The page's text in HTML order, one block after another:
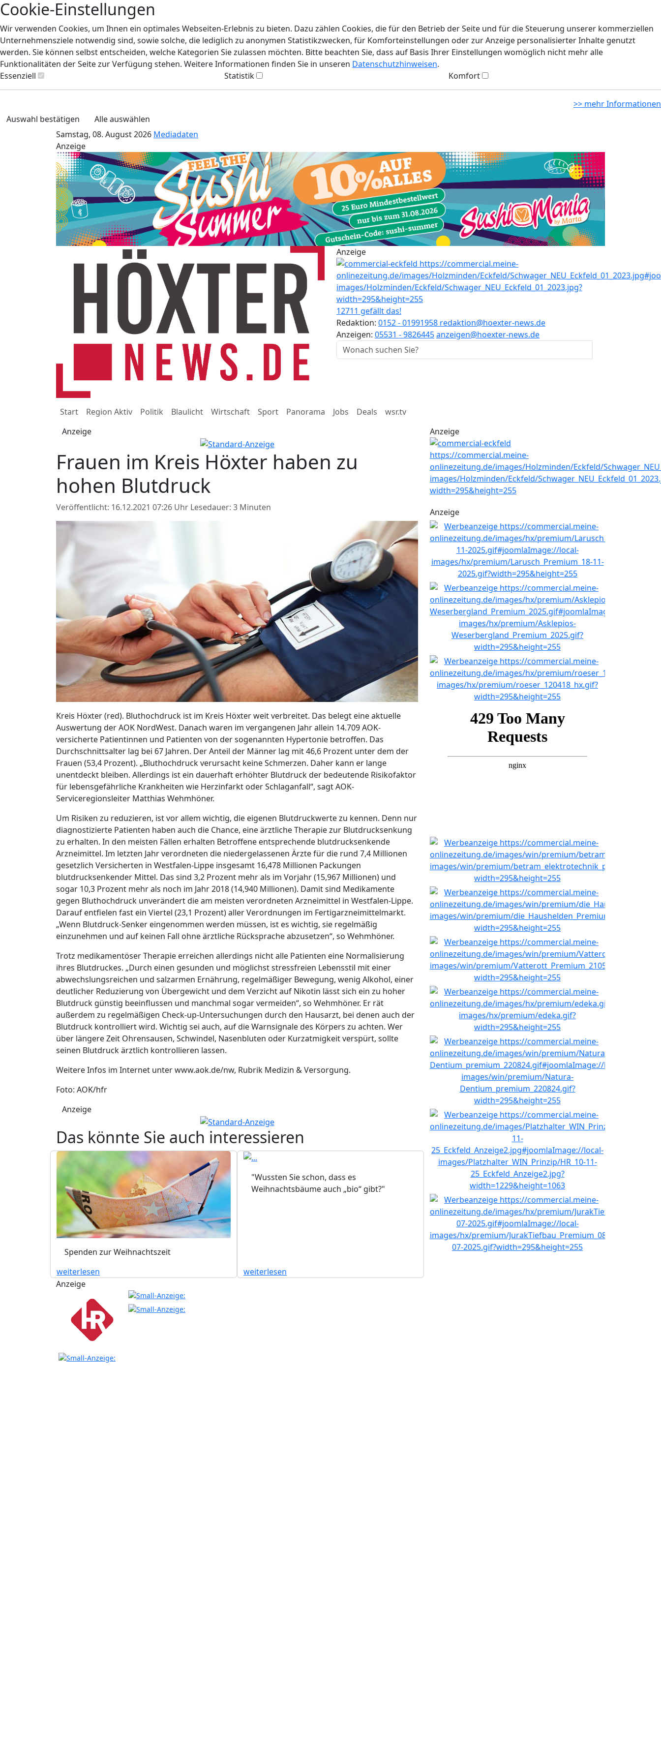
Cookie-Einstellungen
Wir verwenden Cookies, um Ihnen ein optimales Webseiten-Erlebnis zu bieten. Dazu zählen Cookies, die für den Betrieb der Seite und für die Steuerung unserer kommerziellen
Unternehmensziele notwendig sind, sowie solche, die lediglich zu anonymen Statistikzwecken, für Komforteinstellungen oder zur Anzeige personalisierter Inhalte genutzt
werden. Sie können selbst entscheiden, welche Kategorien Sie zulassen möchten. Bitte beachten Sie, dass auf Basis Ihrer Einstellungen womöglich nicht mehr alle
Funktionalitäten der Seite zur Verfügung stehen. Weitere Informationen finden Sie in unseren Datenschutzhinweisen.
Essenziell
Statistik Komfort
>> mehr Informationen
Auswahl bestätigen
Alle auswählen
Samstag, 08. August 2026 Mediadaten
Anzeige
Anzeige
12711 gefällt das!
Redaktion: 0152 - 01991958 redaktion@hoexter-news.de
Anzeigen: 05531 - 9826445anzeigen@hoexter-news.de
Start Region Aktiv Politik Blaulicht Wirtschaft Sport Panorama Jobs Deals
wsr.tv
Anzeige
Frauen im Kreis Höxter haben zu
hohen Blutdruck
Veröffentlicht: 16.12.2021 07:26 Uhr Lesedauer: 3 Minuten
Kreis Höxter (red). Bluthochdruck ist im Kreis Höxter weit verbreitet. Das belegt eine aktuelle
Auswertung der AOK NordWest. Danach waren im vergangenen Jahr allein 14.709 AOK-
versicherte Patientinnen und Patienten von der sogenannten Hypertonie betroffen. Das
Durchschnittsalter lag bei 67 Jahren. Der Anteil der Männer lag mit 46,6 Prozent unter dem der
Frauen (53,4 Prozent). „Bluthochdruck verursacht keine Schmerzen. Daher kann er lange
unentdeckt bleiben. Allerdings ist ein dauerhaft erhöhter Blutdruck der bedeutende Risikofaktor
für lebensgefährliche Krankheiten wie Herzinfarkt oder Schlaganfall“, sagt AOK-
Serviceregionsleiter Matthias Wehmhöner.
Um Risiken zu reduzieren, ist vor allem wichtig, die eigenen Blutdruckwerte zu kennen. Denn nur
diagnostizierte Patienten haben auch die Chance, eine ärztliche Therapie zur Blutdrucksenkung
zu erhalten. In den meisten Fällen erhalten Betroffene entsprechende blutdrucksenkende
Arzneimittel. Im letzten Jahr verordneten die niedergelassenen Ärzte für die rund 7,4 Millionen
gesetzlich Versicherten in Westfalen-Lippe insgesamt 16,478 Millionen Packungen
blutdrucksenkender Mittel. Das sind 3,2 Prozent mehr als im Vorjahr (15,967 Millionen) und
sogar 10,3 Prozent mehr als noch im Jahr 2018 (14,940 Millionen). Damit sind Medikamente
gegen Bluthochdruck unverändert die am meisten verordneten Arzneimittel in Westfalen-Lippe.
Darauf entfielen fast ein Viertel (23,1 Prozent) aller Verordnungen im Fertigarzneimittelmarkt.
„Wenn Blutdruck-Senker eingenommen werden müssen, ist es wichtig, sie regelmäßig
einzunehmen und auf keinen Fall ohne ärztliche Rücksprache abzusetzen“, so Wehmhöner.
Trotz medikamentöser Therapie erreichen allerdings nicht alle Patienten eine Normalisierung
ihres Blutdruckes. „Durch einen gesunden und möglichst stressfreien Lebensstil mit einer
abwechslungsreichen und salzarmen Ernährung, regelmäßiger Bewegung, wenig Alkohol, einer
deutlicher Reduzierung von Übergewicht und dem Verzicht auf Nikotin lässt sich ein zu hoher
Blutdruck günstig beeinflussen und manchmal sogar vermeiden“, so Wehmhöner. Er rät
außerdem zu regelmäßigen Check-up-Untersuchungen durch den Hausarzt, bei denen auch der
Blutdruck kontrolliert wird. Wichtig sei auch, auf die Warnsignale des Körpers zu achten. Wer
über längere Zeit Ohrensausen, Schwindel, Nasenbluten oder Kurzatmigkeit verspürt, sollte
seinen Blutdruck ärztlich kontrollieren lassen.
Weitere Infos im Internet unter www.aok.de/nw, Rubrik Medizin & Versorgung.
Foto: AOK/hfr
Anzeige
Das könnte Sie auch interessieren
Spenden zur Weihnachtszeit
weiterlesen
"Wussten Sie schon, dass es
Weihnachtsbäume auch „bio“ gibt?"
weiterlesen
Anzeige
Anzeige
Anzeige